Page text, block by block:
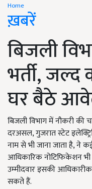
Home
ख़बरें
बिजली
भर्ती,
घर बैठे
बिजली विभाग में नौकरी
दरअसल, गुजरात स्टेट
नाम से भी जाना जाता है, ने
आधिकारिक नोटिफिकेशन
उम्मीदवार इसकी
सकते हैं.